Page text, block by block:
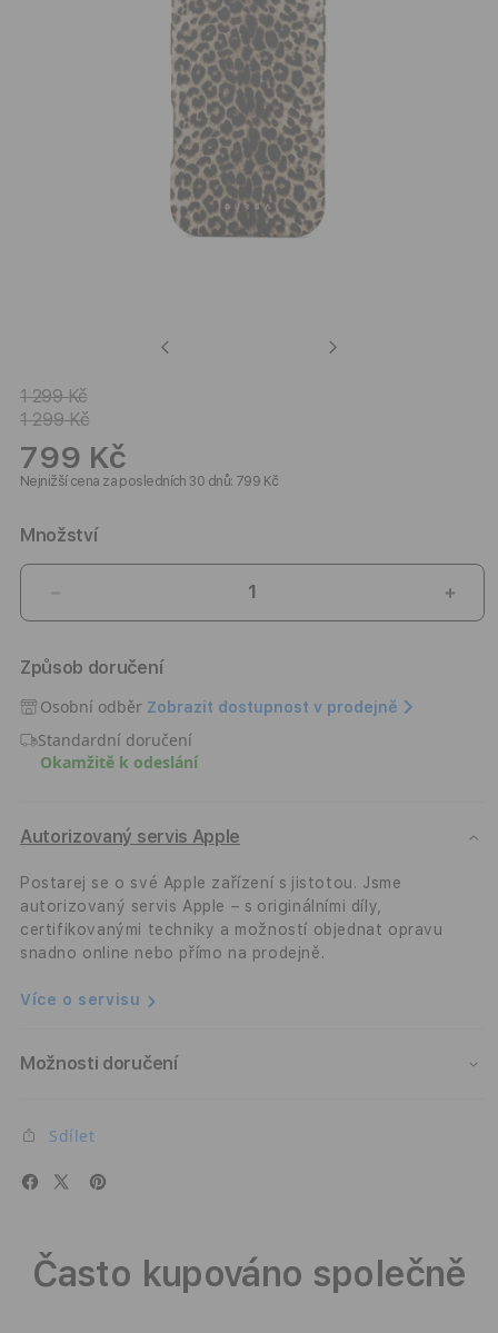
Previous Next
1 299 Kč
1 299 Kč
799 Kč
Nejnižší cena za posledních 30 dnů: 799 Kč
Množství
množství
Kryt
pro
iPhone
Air
Burga
MagSafe
-
leopard
Způsob doručení
Osobní odběr Zobrazit dostupnost v prodejně
Standardní doručení
Okamžitě k odeslání
Autorizovaný servis Apple
Postarej se o své Apple zařízení s jistotou. Jsme
autorizovaný servis Apple – s originálními díly,
certifikovanými techniky a možností objednat opravu
snadno online nebo přímo na prodejně.
Více o servisu
Možnosti doručení
Sdílet
Často kupováno společně